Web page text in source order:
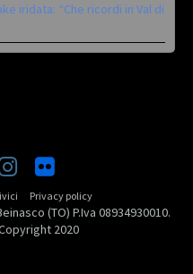
iridata: “Che ricordi in Val di
Privacy policy
(TO) P.Iva 08934930010.
2020